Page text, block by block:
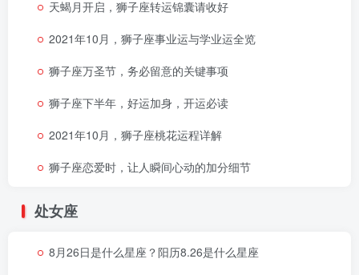
天蝎月开启，狮子座转运锦囊请收好
2021年10月，狮子座事业运与学业运全览
狮子座万圣节，务必留意的关键事项
狮子座下半年，好运加身，开运必读
2021年10月，狮子座桃花运程详解
狮子座恋爱时，让人瞬间心动的加分细节
处女座
8月26日是什么星座？阳历8.26是什么星座